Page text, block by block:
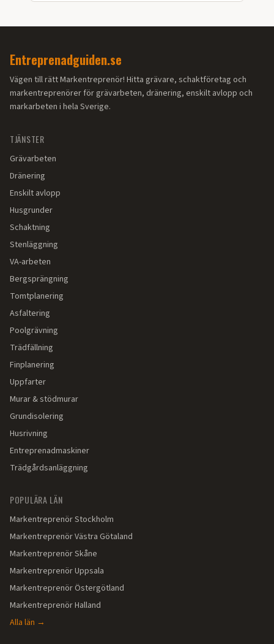
Entreprenadguiden.se
Vägen till rätt Markentreprenör! Hitta grävare, schaktföretag och
markentreprenörer för grävarbeten, dränering, enskilt avlopp och
markarbeten i hela Sverige.
TJÄNSTER
Grävarbeten
Dränering
Enskilt avlopp
Husgrunder
Schaktning
Stenläggning
VA-arbeten
Bergsprängning
Tomtplanering
Asfaltering
Poolgrävning
Trädfällning
Finplanering
Uppfarter
Murar & stödmurar
Grundisolering
Husrivning
Entreprenadmaskiner
Trädgårdsanläggning
POPULÄRA LÄN
MarkentreprenörStockholm
MarkentreprenörVästra Götaland
MarkentreprenörSkåne
MarkentreprenörUppsala
MarkentreprenörÖstergötland
MarkentreprenörHalland
Alla län →